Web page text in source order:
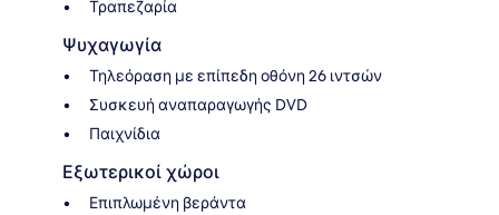
Τραπεζαρία
Ψυχαγωγία
Τηλεόραση με επίπεδη οθόνη 26 ιντσών
Συσκευή αναπαραγωγής DVD
Παιχνίδια
Εξωτερικοί χώροι
Επιπλωμένη βεράντα